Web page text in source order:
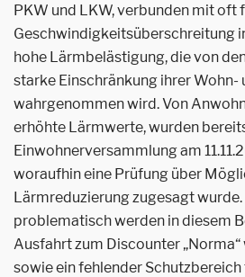
PKW und LKW, verbunden mit oft
Geschwindigkeitsüberschreitung
hohe Lärmbelästigung, die von
starke Einschränkung ihrer
wahrgenommen wird. Von
erhöhte Lärmwerte, wurden
Einwohnerversammlung am
woraufhin eine Prüfung über
Lärmreduzierung zugesagt
problematisch werden in diesem
Ausfahrt zum Discounter
sowie ein fehlender Schutzbereich